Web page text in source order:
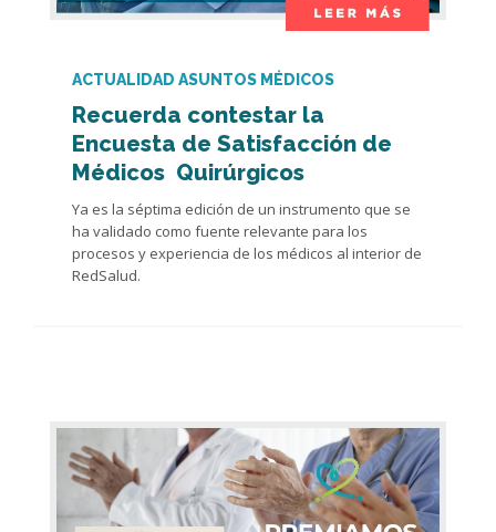
ACTUALIDAD ASUNTOS MÉDICOS
Recuerda contestar la
Encuesta de Satisfacción de
Médicos Quirúrgicos
Ya es la séptima edición de un instrumento que se
ha validado como fuente relevante para los
procesos y experiencia de los médicos al interior de
RedSalud.